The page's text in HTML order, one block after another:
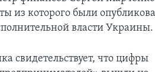
из которого были
власти Украины.
свидетельствует, что цифры